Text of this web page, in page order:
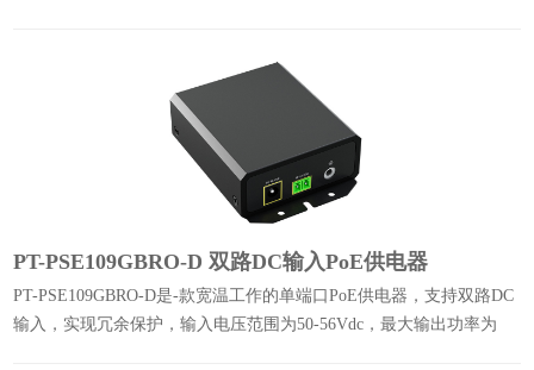
PT-PSE109GBRO-D 双路DC输入PoE供电器
PT-PSE109GBRO-D是-款宽温工作的单端口PoE供电器，支持双路DC
输入，实现冗余保护，输入电压范围为50-56Vdc，最大输出功率为